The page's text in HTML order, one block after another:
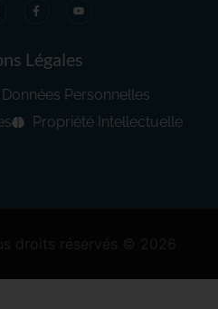
Légales
Personnelles
Propriété Intellectuelle